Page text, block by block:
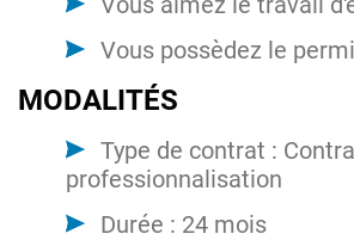
Vous possèdez le
MODALITÉS
Type de contrat :
professionnalisation
Durée : 24 mois